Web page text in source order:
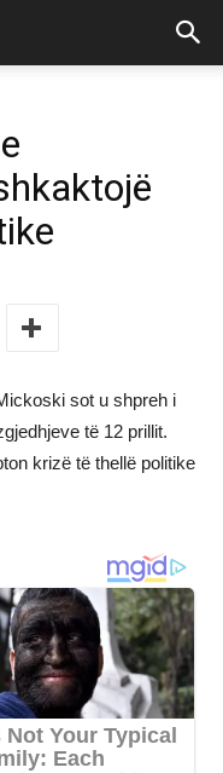
sot u shpreh i
të 12 prillit.
krizë të thellë politike